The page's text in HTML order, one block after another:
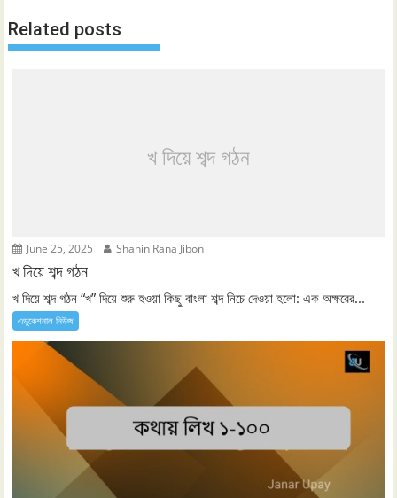
Related posts
খ দিয়ে শব্দ গঠন
June 25, 2025 Shahin Rana Jibon
খ দিয়ে শব্দ গঠন
খ দিয়ে শব্দ গঠন “খ” দিয়ে শুরু হওয়া কিছু বাংলা শব্দ নিচে দেওয়া হলো: এক অক্ষরের...
এডুকেশনাল নিউজ